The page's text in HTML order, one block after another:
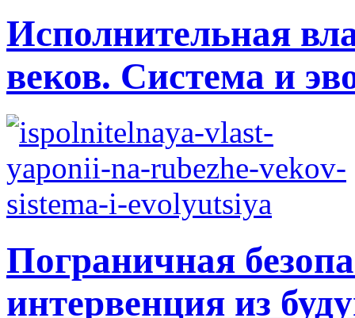
Исполнительная
веков. Система и
Пограничная
интервенция из